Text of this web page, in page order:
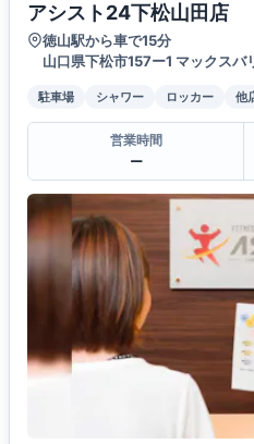
アシスト24下松山田店
徳山駅から車で15分
山口県下松市157ー1 マックスバ
駐車場 シャワー ロッカー 他
営業時間
ー